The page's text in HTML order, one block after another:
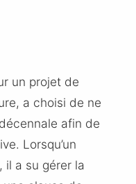
un projet de
a choisi de ne
afin de
Lorsqu’un
il a su gérer la